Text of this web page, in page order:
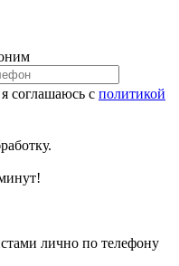
соглашаюсь с политикой
лично по телефону